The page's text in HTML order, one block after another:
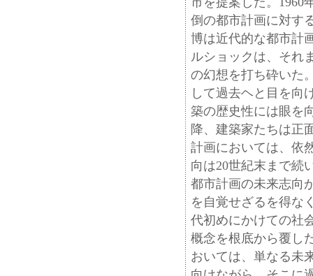
倒の都市計画に対す
博は近代的な都市計
ルショックは、それ
の幻想を打ち砕いた
して過去ヘと目を向
築の歴史性には眼を
降、建築家たちは正
計画においては、依
向は20世紀末まで続
都市計画の未来志向
を自覚せざるを得な
代初めにかけての社
概念を根底から覆し
おいては、単なる未